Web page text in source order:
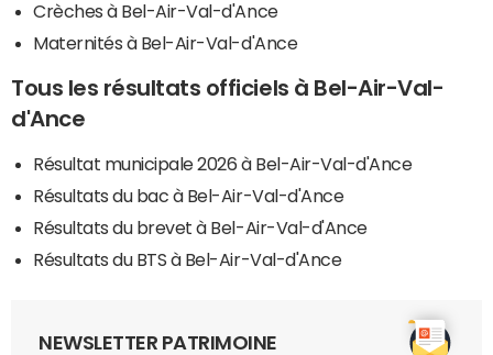
Crèches à Bel-Air-Val-d'Ance
Maternités à Bel-Air-Val-d'Ance
Tous les résultats officiels à Bel-Air-Val-
d'Ance
Résultat municipale 2026 à Bel-Air-Val-d'Ance
Résultats du bac à Bel-Air-Val-d'Ance
Résultats du brevet à Bel-Air-Val-d'Ance
Résultats du BTS à Bel-Air-Val-d'Ance
NEWSLETTER PATRIMOINE